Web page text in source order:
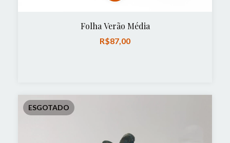
Folha Verão Média
R$87,00
ESGOTADO